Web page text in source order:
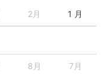
2月 1 月
8月 7月